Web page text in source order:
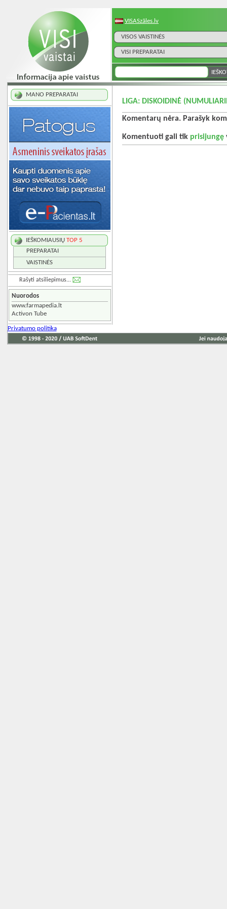
VISASzāles.lv
VISOS VAISTINĖS
VISI PREPARATAI
MANO PREPARATAI
IEŠKOMIAUSIŲ TOP 5
PREPARATAI
VAISTINĖS
Rašyti atsiliepimus...
Nuorodos
www.farmapedia.lt
Activon Tube
LIGA: DISKOIDINĖ
Komentarų nėra. Parašyk
Komentuoti gali tik prisijungę
Privatumo politika